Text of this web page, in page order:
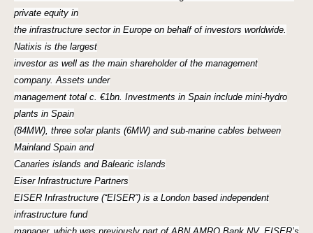
private equity in
the infrastructure sector in Europe on behalf of investors worldwide.
Natixis is the largest
investor as well as the main shareholder of the management
company. Assets under
management total c. €1bn. Investments in Spain include mini-hydro
plants in Spain
(84MW), three solar plants (6MW) and sub-marine cables between
Mainland Spain and
Canaries islands and Balearic islands
Eiser Infrastructure Partners
EISER Infrastructure (“EISER”) is a London based independent
infrastructure fund